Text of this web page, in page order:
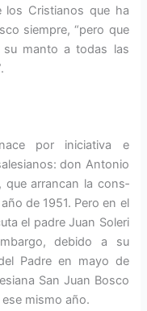
los Cristianos que ha
siempre, “pero que
su manto a todas las
por ini­ciativa e
don Antonio
que arrancan la cons­
de 1951. Pero en el
el padre Juan Soleri
debido a su
Padre en mayo de
San Juan Bosco
mismo año.